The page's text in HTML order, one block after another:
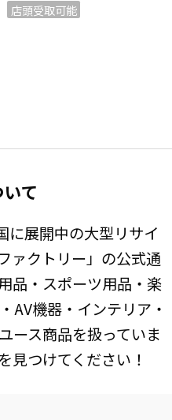
店頭受取可能
て
に展開中の大型リサイ
ァクトリー」の公式通
品・スポーツ用品・楽
AV機器・インテリア・
ース商品を扱っていま
見つけてください！